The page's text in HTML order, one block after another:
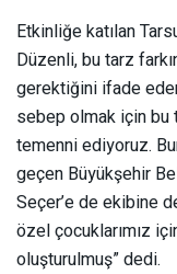
Etkinliğe katılan
Düzenli, bu tarz
gerektiğini ifade
sebep olmak için bu
temenni ediyoruz.
geçen Büyükşehir
Seçer’e de ekibine
özel çocuklarımız
oluşturulmuş” dedi.